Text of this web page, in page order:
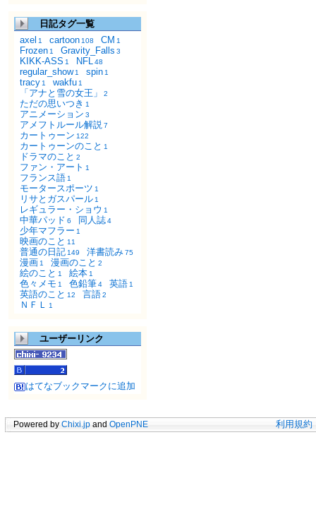
日記タグ一覧
axel 1 cartoon 108 CM 1
Frozen 1 Gravity_Falls 3
KIKK-ASS 1 NFL48
regular_show 1 spin 1
tracy 1 wakfu 1
「アナと雪の女王」 2
ただの思いつき 1
アニメーション 3
アメフトルール解説7
カートゥーン 122
カートゥーンのこと 1
ドラマのこと 2
ファン・アート 1
フランス語 1
モータースポーツ 1
リサとガスパール 1
レギュラー・ショウ 1
中華パッド 6 同人誌4
少年マフラー 1
映画のこと 11
普通の日記 149 洋書読み75
漫画 1 漫画のこと 2
絵のこと 1 絵本 1
色々メモ 1 色鉛筆4 英語 1
英語のこと 12 言語2
ＮＦＬ 1
ユーザーリンク
はてなブックマークに追加
Powered by Chixi.jp and OpenPNE 利用規約